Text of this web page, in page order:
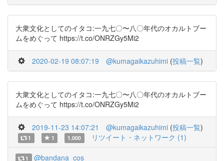
大衆文化としてのイタコ:一九七〇〜八〇年代のオカルトブー
ムをめぐって https://t.co/ONRZGy5Mi2
2020-02-19 08:07:19 @kumagaikazuhimi (投稿一覧)
大衆文化としてのイタコ:一九七〇〜八〇年代のオカルトブー
ムをめぐって https://t.co/ONRZGy5Mi2
2019-11-23 14:07:21 @kumagaikazuhimi (投稿一覧)
1 1 1.000 リツイート・ネットワーク (1)
1 @bandana_cos